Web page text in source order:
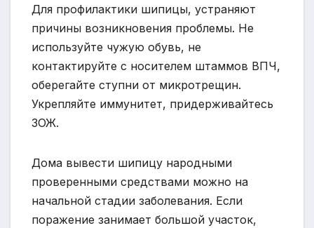
Для профилактики шипицы, устраняют
причины возникновения проблемы. Не
используйте чужую обувь, не
контактируйте с носителем штаммов ВПЧ,
оберегайте ступни от микротрещин.
Укрепляйте иммунитет, придерживайтесь
ЗОЖ.
Дома вывести шипицу народными
проверенными средствами можно на
начальной стадии заболевания. Если
поражение занимает большой участок,